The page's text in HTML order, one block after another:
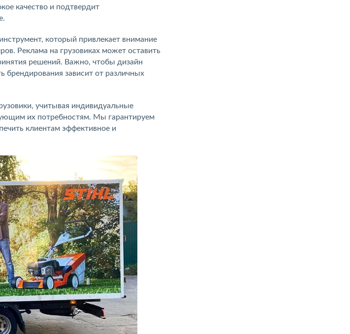
качество и подтвердит
который привлекает внимание
Реклама на грузовиках может оставить
решений. Важно, чтобы дизайн
брендирования зависит от различных
учитывая индивидуальные
их потребностям. Мы гарантируем
клиентам эффективное и